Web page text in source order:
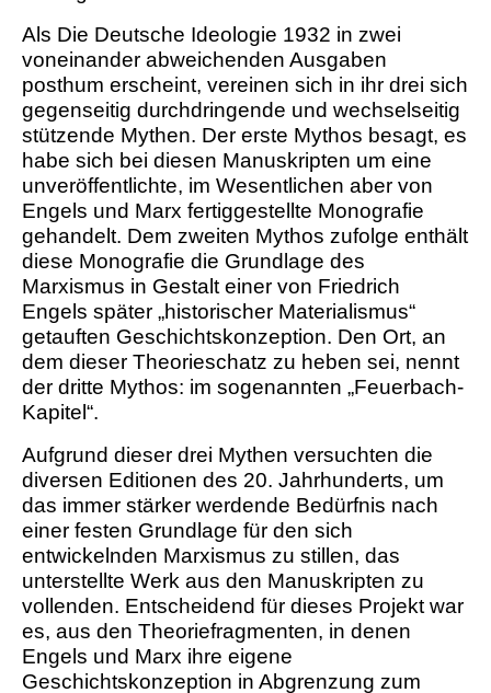
Als Die Deutsche Ideologie 1932 in zwei
voneinander abweichenden Ausgaben
posthum erscheint, vereinen sich in ihr drei sich
gegenseitig durchdringende und wechselseitig
stützende Mythen. Der erste Mythos besagt, es
habe sich bei diesen Manuskripten um eine
unveröffentlichte, im Wesentlichen aber von
Engels und Marx fertiggestellte Monografie
gehandelt. Dem zweiten Mythos zufolge enthält
diese Monografie die Grundlage des
Marxismus in Gestalt einer von Friedrich
Engels später „historischer Materialismus“
getauften Geschichtskonzeption. Den Ort, an
dem dieser Theorieschatz zu heben sei, nennt
der dritte Mythos: im sogenannten „Feuerbach-
Kapitel“.
Aufgrund dieser drei Mythen versuchten die
diversen Editionen des 20. Jahrhunderts, um
das immer stärker werdende Bedürfnis nach
einer festen Grundlage für den sich
entwickelnden Marxismus zu stillen, das
unterstellte Werk aus den Manuskripten zu
vollenden. Entscheidend für dieses Projekt war
es, aus den Theoriefragmenten, in denen
Engels und Marx ihre eigene
Geschichtskonzeption in Abgrenzung zum